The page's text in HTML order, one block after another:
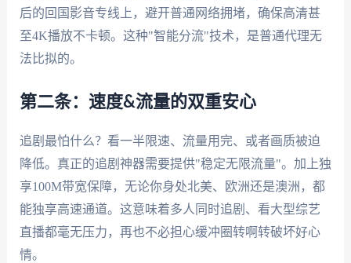
后的回国影音专线上，避开普通网络拥堵，确保高清甚
至4K播放不卡顿。这种"智能分流"技术，是普通代理无
法比拟的。
第二条：速度&流量的双重安心
追剧最怕什么？看一半限速、流量用完、或者画质被迫
降低。真正的追剧神器需要提供"稳定无限流量"。加上独
享100M带宽保障，无论你身处北美、欧洲还是澳洲，都
能独享高速通道。这意味着多人同时追剧、看大型综艺
直播都毫无压力，再也不必担心缓冲圈转啊转破坏好心
情。